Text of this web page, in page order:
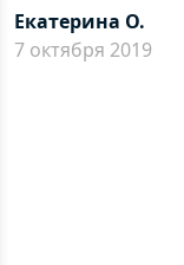
Екатерина О.
7 октября 2019